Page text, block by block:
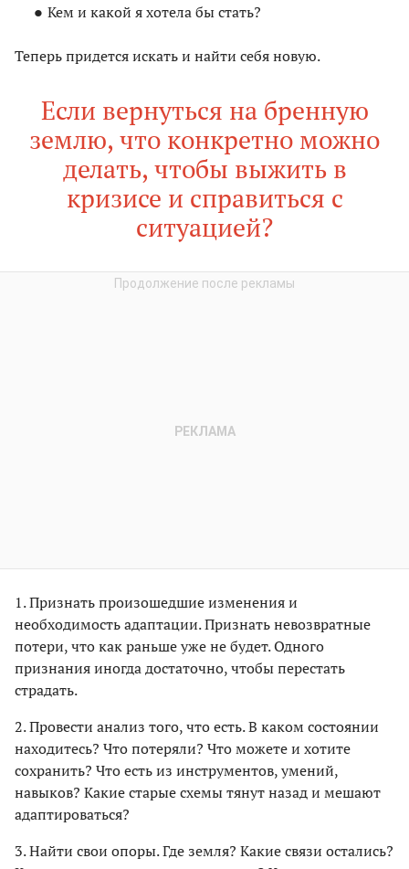
Кем и какой я хотела бы стать?
Теперь придется искать и найти себя новую.
Если вернуться на бренную
землю, что конкретно можно
делать, чтобы выжить в
кризисе и справиться с
ситуацией?
1. Признать произошедшие изменения и
необходимость адаптации. Признать невозвратные
потери, что как раньше уже не будет. Одного
признания иногда достаточно, чтобы перестать
страдать.
2. Провести анализ того, что есть. В каком состоянии
находитесь? Что потеряли? Что можете и хотите
сохранить? Что есть из инструментов, умений,
навыков? Какие старые схемы тянут назад и мешают
адаптироваться?
3. Найти свои опоры. Где земля? Какие связи остались?